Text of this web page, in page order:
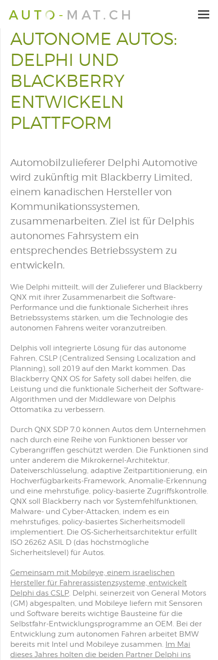
AUTONOME AUTOS:
DELPHI UND
BLACKBERRY
ENTWICKELN
PLATTFORM
Automobilzulieferer Delphi Automotive
wird zukünftig mit Blackberry Limited,
einem kanadischen Hersteller von
Kommunikationssystemen,
zusammenarbeiten. Ziel ist für Delphis
autonomes Fahrsystem ein
entsprechendes Betriebssystem zu
entwickeln.
Wie Delphi mitteilt, will der Zulieferer und Blackberry
QNX mit ihrer Zusammenarbeit die Software-
Performance und die funktionale Sicherheit ihres
Betriebssystems stärken, um die Technologie des
autonomen Fahrens weiter voranzutreiben.
Delphis voll integrierte Lösung für das autonome
Fahren, CSLP (Centralized Sensing Localization and
Planning), soll 2019 auf den Markt kommen. Das
Blackberry QNX OS for Safety soll dabei helfen, die
Leistung und die funktionale Sicherheit der Software-
Algorithmen und der Middleware von Delphis
Ottomatika zu verbessern.
Durch QNX SDP 7.0 können Autos dem Unternehmen
nach durch eine Reihe von Funktionen besser vor
Cyberangriffen geschützt werden. Die Funktionen sind
unter anderem die Mikrokernel-Architektur,
Dateiverschlüsselung, adaptive Zeitpartitionierung, ein
Hochverfügbarkeits-Framework, Anomalie-Erkennung
und eine mehrstufige, policy-basierte Zugriffskontrolle.
QNX soll Blackberry nach vor Systemfehlfunktionen,
Malware- und Cyber-Attacken, indem es ein
mehrstufiges, policy-basiertes Sicherheitsmodell
implementiert. Die OS-Sicherheitsarchitektur erfüllt
ISO 26262 ASIL D (das höchstmögliche
Sicherheitslevel) für Autos.
Gemeinsam mit Mobileye, einem israelischen
Hersteller für Fahrerassistenzsysteme, entwickelt
Delphi das CSLP. Delphi, seinerzeit von General Motors
(GM) abgespalten, und Mobileye liefern mit Sensoren
und Software bereits wichtige Bausteine für die
Selbstfahr-Entwicklungsprogramme an OEM. Bei der
Entwicklung zum autonomen Fahren arbeitet BMW
bereits mit Intel und Mobileye zusammen. Im Mai
dieses Jahres holten die beiden Partner Delphi ins